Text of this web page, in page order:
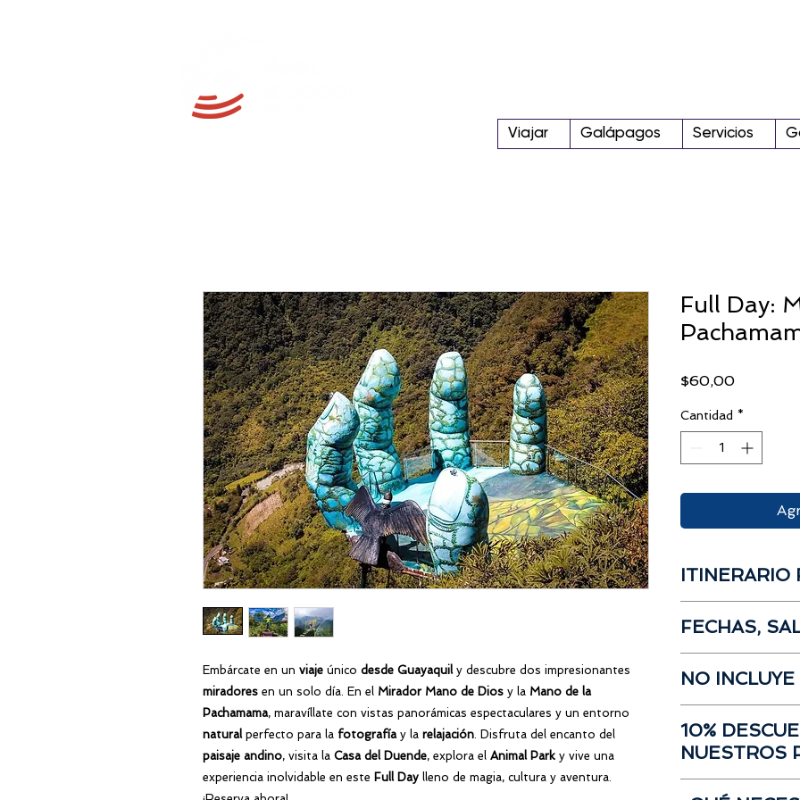
Viajar Galápagos Servicios
Embárcate en un viaje único desde Guayaquily descubre dos impresionantes
miradores en un solo día. En el Mirador Mano de Dios y la Mano de la
Pachamama, maravíllate con vistas panorámicas espectaculares y un entorno
naturalperfecto para la fotografíay la relajación. Disfruta del encanto del
paisaje andino, visita la Casa del Duende, explora el Animal Park y vive una
experiencia inolvidable en este Full Day lleno de magia, cultura y aventura.
Full Day:
$60,00Precio
Cantidad *
ITINERARIO
Box lonch a
Recorrido Animal
Actividad
Beso de la
Alas del
Nido
Visita a la Mano
FECHAS,
Lugar:
Gasolinera
Llegada a Gye:
NO INCLUYE
Desayuno
Deportes
10%
NUESTROS